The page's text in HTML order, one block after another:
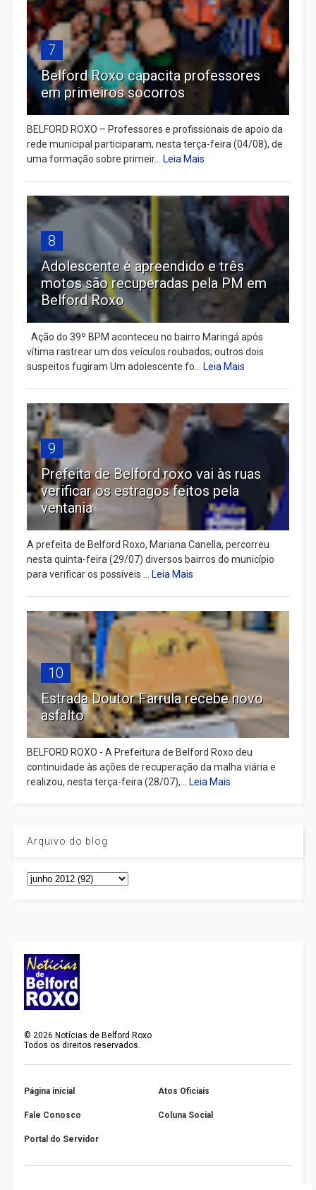
7
Belford Roxo capacita professores
em primeiros socorros
BELFORD ROXO – Professores e profissionais de apoio da
rede municipal participaram, nesta terça-feira (04/08), de
uma formação sobre primeir...
Leia Mais
8
Adolescente é apreendido e três
motos são recuperadas pela PM em
Belford Roxo
Ação do 39º BPM aconteceu no bairro Maringá após
vítima rastrear um dos veículos roubados; outros dois
suspeitos fugiram Um adolescente fo...
Leia Mais
9
Prefeita de Belford roxo vai às ruas
verificar os estragos feitos pela
ventania
A prefeita de Belford Roxo, Mariana Canella, percorreu
nesta quinta-feira (29/07) diversos bairros do município
para verificar os possíveis ...
Leia Mais
10
Estrada Doutor Farrula recebe novo
asfalto
BELFORD ROXO - A Prefeitura de Belford Roxo deu
continuidade às ações de recuperação da malha viária e
realizou, nesta terça-feira (28/07),...
Leia Mais
Arquivo do blog
© 2026 Notícias de Belford Roxo
Todos os direitos reservados.
Página inicial Atos Oficiais
Fale Conosco Coluna Social
Portal do Servidor